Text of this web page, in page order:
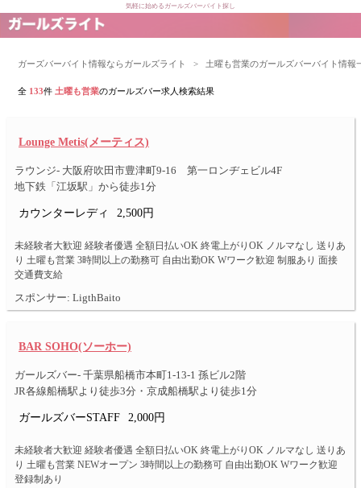
気軽に始めるガールズバーバイト探し
ガーズバーバイト情報ならガールズライト > 土曜も営業のガールズバーバイト情報
全 133件 土曜も営業のガールズバー求人検索結果
Lounge Metis(メーティス)
ラウンジ- 大阪府吹田市豊津町9-16 第一ロンヂェビル4F
地下鉄「江坂駅」から徒歩1分
カウンターレディ 2,500円
未経験者大歓迎 経験者優遇 全額日払いOK 終電上がりOK ノルマなし 送りあ
り 土曜も営業 3時間以上の勤務可 自由出勤OK Wワーク歓迎 制服あり 面接
交通費支給
スポンサー: LigthBaito
BAR SOHO(ソーホー)
ガールズバー- 千葉県船橋市本町1-13-1 孫ビル2階
JR各線船橋駅より徒歩3分・京成船橋駅より徒歩1分
ガールズバーSTAFF 2,000円
未経験者大歓迎 経験者優遇 全額日払いOK 終電上がりOK ノルマなし 送りあ
り 土曜も営業 NEWオープン 3時間以上の勤務可 自由出勤OK Wワーク歓迎
登録制あり